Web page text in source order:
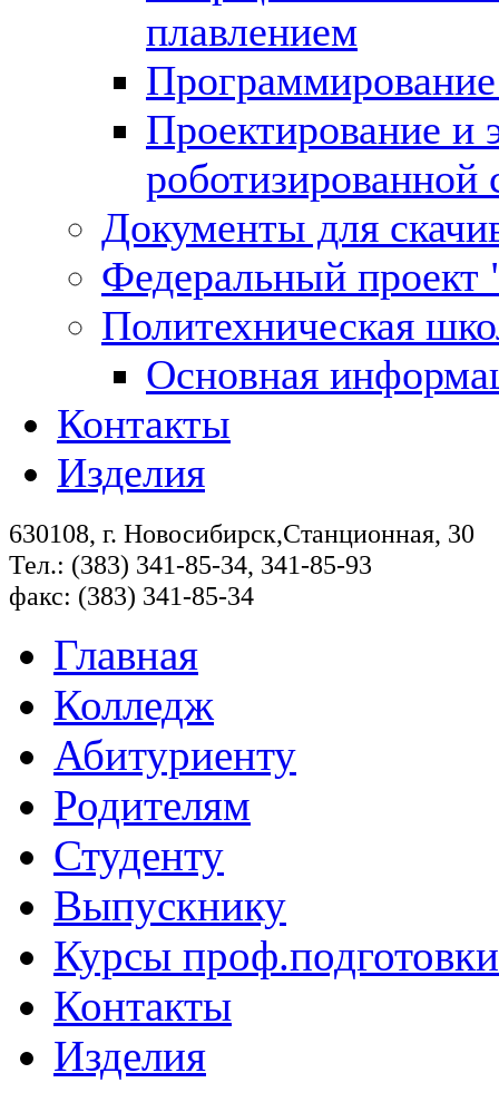
плавлением
Проектирование и
роботизированной
Документы для
Федеральный проект
Политехническая
Основная
Контакты
Изделия
630108, г. Новосибирск,Станционная, 30
Тел.: (383) 341-85-34, 341-85-93
факс: (383) 341-85-34
Главная
Колледж
Абитуриенту
Родителям
Студенту
Выпускнику
Курсы проф.подготовки
Контакты
Изделия